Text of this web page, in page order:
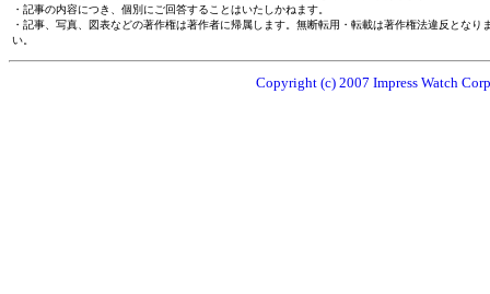
・記事の内容につき、個別にご回答することはいたしかねます。
・記事、写真、図表などの著作権は著作者に帰属します。無断転用・転載は著作権法違反とな
い。
Copyright (c) 2007 Impress Watch